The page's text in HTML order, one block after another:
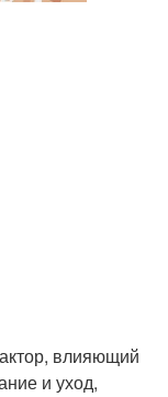
влияющий
и уход,